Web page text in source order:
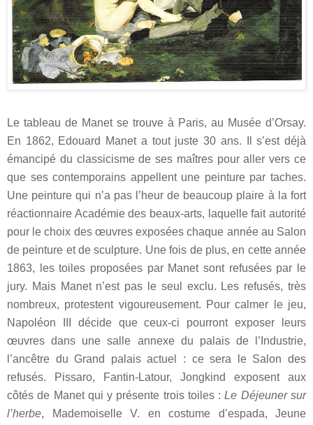
Le tableau de Manet se trouve à Paris, au Musée d’Orsay.
En 1862, Edouard Manet a tout juste 30 ans. Il s’est déjà
émancipé du classicisme de ses maîtres pour aller vers ce
que ses contemporains appellent une peinture par taches.
Une peinture qui n’a pas l’heur de beaucoup plaire à la fort
réactionnaire Académie des beaux-arts, laquelle fait autorité
pour le choix des œuvres exposées chaque année au Salon
de peinture et de sculpture. Une fois de plus, en cette année
1863, les toiles proposées par Manet sont refusées par le
jury. Mais Manet n’est pas le seul exclu. Les refusés, très
nombreux, protestent vigoureusement. Pour calmer le jeu,
Napoléon III décide que ceux-ci pourront exposer leurs
œuvres dans une salle annexe du palais de l’Industrie,
l’ancêtre du Grand palais actuel : ce sera le Salon des
refusés. Pissaro, Fantin-Latour, Jongkind exposent aux
côtés de Manet qui y présente trois toiles :Le Déjeuner sur
l’herbe, Mademoiselle V. en costume d’espada, Jeune